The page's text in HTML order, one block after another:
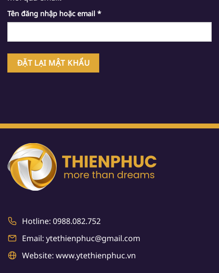
Tên đăng nhập hoặc email *Bắt
buộc
ĐẶT LẠI MẬT KHẨU
Hotline: 0988.082.752
Email: ytethienphuc@gmail.com
Website: www.ytethienphuc.vn